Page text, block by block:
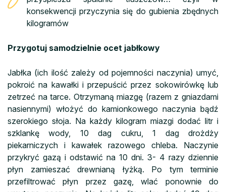
konsekwencji przyczynia się do gubienia zbędnych
kilogramów
Przygotuj samodzielnie ocet jabłkowy
Jabłka (ich ilość zależy od pojemności naczynia) umyć,
pokroić na kawałki i przepuścić przez sokowirówkę lub
zetrzeć na tarce. Otrzymaną miazgę (razem z gniazdami
nasiennymi) włożyć do kamionkowego naczynia bądź
szerokiego słoja. Na każdy kilogram miazgi dodać litr i
szklankę wody, 10 dag cukru, 1 dag drożdży
piekarniczych i kawałek razowego chleba. Naczynie
przykryć gazą i odstawić na 10 dni. 3- 4 razy dziennie
płyn zamieszać drewnianą łyżką. Po tym terminie
przefiltrować płyn przez gazę, wlać ponownie do